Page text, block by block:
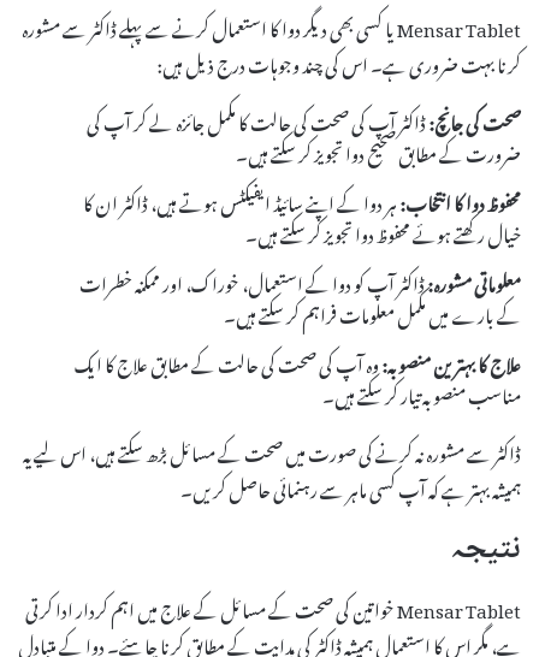
Mensar Tablet یا کسی بھی دیگر دوا کا استعمال کرنے سے پہلے ڈاکٹر سے مشورہ
کرنا بہت ضروری ہے۔ اس کی چند وجوہات درج ذیل ہیں:
صحت کی جانچ:ڈاکٹر آپ کی صحت کی حالت کا مکمل جائزہ لے کر آپ کی
ضرورت کے مطابق صحیح دوا تجویز کر سکتے ہیں۔
محفوظ دوا کا انتخاب:ہر دوا کے اپنے سائیڈ ایفیکٹس ہوتے ہیں، ڈاکٹر ان کا
خیال رکھتے ہوئے محفوظ دوا تجویز کر سکتے ہیں۔
معلوماتی مشورہ:ڈاکٹر آپ کو دوا کے استعمال، خوراک، اور ممکنہ خطرات
کے بارے میں مکمل معلومات فراہم کر سکتے ہیں۔
علاج کا بہترین منصوبہ:وہ آپ کی صحت کی حالت کے مطابق علاج کا ایک
مناسب منصوبہ تیار کر سکتے ہیں۔
ڈاکٹر سے مشورہ نہ کرنے کی صورت میں صحت کے مسائل بڑھ سکتے ہیں، اس لیے یہ
ہمیشہ بہتر ہے کہ آپ کسی ماہر سے رہنمائی حاصل کریں۔
نتیجہ
Mensar Tablet خواتین کی صحت کے مسائل کے علاج میں اہم کردار ادا کرتی
ہے، مگر اس کا استعمال ہمیشہ ڈاکٹر کی ہدایت کے مطابق کرنا چاہئے۔ دوا کے متبادل